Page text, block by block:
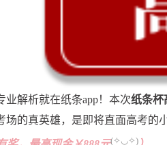
业解析就在纸条app！本次纸条杯
场的真英雄，是即将直面高考的
(✧◡✧)